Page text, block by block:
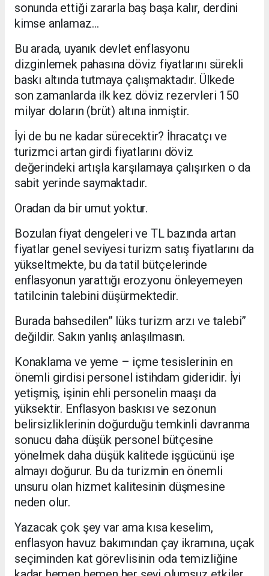
sonunda ettiği zararla baş başa kalır, derdini
kimse anlamaz…
Bu arada, uyanık devlet enflasyonu
dizginlemek pahasına döviz fiyatlarını sürekli
baskı altında tutmaya çalışmaktadır. Ülkede
son zamanlarda ilk kez döviz rezervleri 150
milyar doların (brüt) altına inmiştir.
İyi de bu ne kadar sürecektir? İhracatçı ve
turizmci artan girdi fiyatlarını döviz
değerindeki artışla karşılamaya çalışırken o da
sabit yerinde saymaktadır.
Oradan da bir umut yoktur.
Bozulan fiyat dengeleri ve TL bazında artan
fiyatlar genel seviyesi turizm satış fiyatlarını da
yükseltmekte, bu da tatil bütçelerinde
enflasyonun yarattığı erozyonu önleyemeyen
tatilcinin talebini düşürmektedir.
Burada bahsedilen” lüks turizm arzı ve talebi”
değildir. Sakın yanlış anlaşılmasın.
Konaklama ve yeme – içme tesislerinin en
önemli girdisi personel istihdam gideridir. İyi
yetişmiş, işinin ehli personelin maaşı da
yüksektir. Enflasyon baskısı ve sezonun
belirsizliklerinin doğurduğu temkinli davranma
sonucu daha düşük personel bütçesine
yönelmek daha düşük kalitede işgücünü işe
almayı doğurur. Bu da turizmin en önemli
unsuru olan hizmet kalitesinin düşmesine
neden olur.
Yazacak çok şey var ama kısa keselim,
enflasyon havuz bakımından çay ikramına, uçak
seçiminden kat görevlisinin oda temizliğine